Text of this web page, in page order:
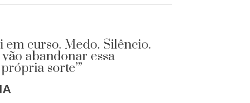
em curso. Medo. Silêncio.
vão abandonar essa
sorte’”